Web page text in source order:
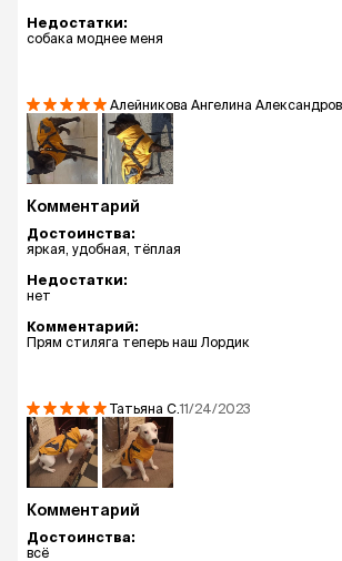
Недостатки:
собака моднее меня
Алейникова Ангелина
Комментарий
Достоинства:
яркая, удобная, тёплая
Недостатки:
нет
Комментарий:
Прям стиляга теперь наш Лордик
Татьяна С.11/24/2023
Комментарий
Достоинства:
всё